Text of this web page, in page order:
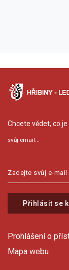
Chcete vědet, co
svůj email...
Přihlásit se
Prohlášení o
Mapa webu